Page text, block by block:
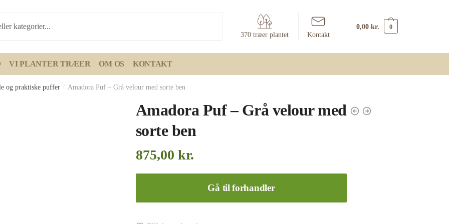
370 træer plantet Kontakt
0,00 kr. 0
VI PLANTER TRÆER OM OS KONTAKT
og praktiske puffer Amadora Puf – Grå velour med sorte ben
Amadora Puf – Grå velour med
sorte ben
875,00 kr.
Gå til forhandler